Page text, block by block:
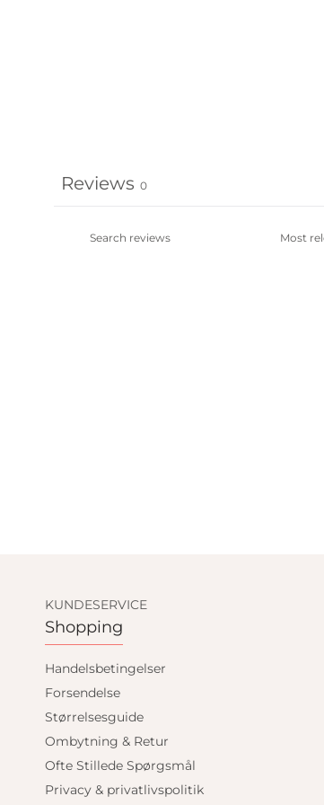
Reviews 0
KUNDESERVICE
Shopping
Handelsbetingelser
Forsendelse
Størrelsesguide
Ombytning & Retur
Ofte Stillede Spørgsmål
Privacy & privatlivspolitik